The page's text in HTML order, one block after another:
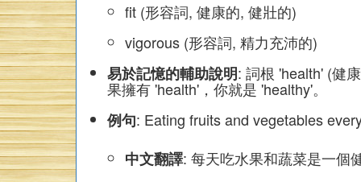
fit (形容詞, 健康的, 健壯的)
vigorous (形容詞, 精力充沛的)
易於記憶的輔助說明: 詞根 'health' (健
果擁有 'health'，你就是 'healthy'。
例句: Eating fruits and vegetables
中文翻譯: 每天吃水果和蔬菜是一個